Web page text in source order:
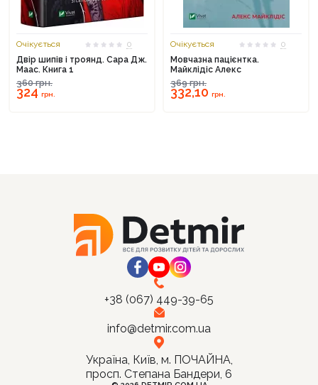
Очікується
0
Двір шипів і троянд. Сара Дж.
Маас. Книга 1
360грн.
324грн.
Очікується
0
Мовчазна пацієнтка.
Майклідіс Алекс
369грн.
332,10 грн.
+38 (067) 449-39-65
info@detmir.com.ua
Україна, Київ, м. ПОЧАЙНА,
просп. Степана Бандери, 6